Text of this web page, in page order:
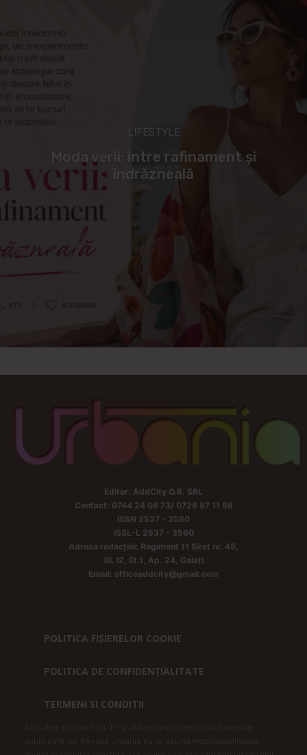
LIFESTYLE
Moda verii: între rafinament și
îndrăzneală
Editor: AddCity O.R. SRL
Contact: 0744 24 08 73/ 0728 87 11 98
ISSN 2537 - 3560
ISSL-L 2537 - 3560
Adresa redacției: Regiment 11 Siret nr. 45,
Bl. I2, Et.1, Ap. 24, Galați
Email: officeaddcity@gmail.com
POLITICA FIȘIERELOR COOKIE
POLITICA DE CONFIDENȚIALITATE
TERMENI SI CONDITII